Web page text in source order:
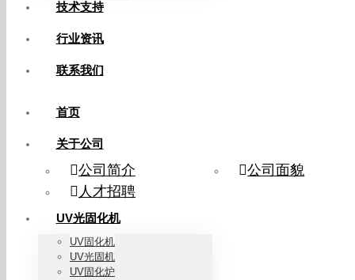
技术支持
行业资讯
联系我们
首页
关于公司
公司简介
公司面貌
人才招聘
UV光固化机
UV固化机
UV光固机
UV固化炉